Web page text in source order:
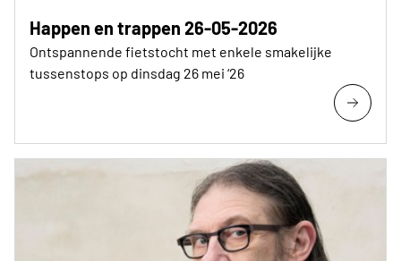
Happen en trappen 26-05-2026
Ontspannende fietstocht met enkele smakelijke
tussenstops op dinsdag 26 mei ‘26